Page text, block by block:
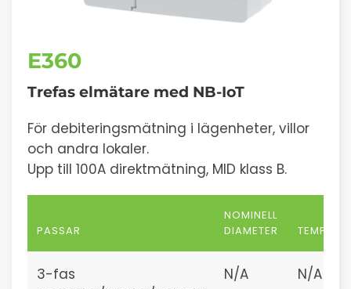
E360
Trefas elmätare med NB-IoT
För debiteringsmätning i lägenheter, villor
och andra lokaler.
Upp till 100A direktmätning, MID klass B.
PASSAR
NOMINELL
DIAMETER
3-fas
N/A N/A